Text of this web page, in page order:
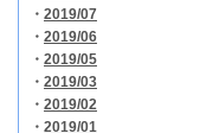
・ 2019/07
・ 2019/06
・ 2019/05
・ 2019/03
・ 2019/02
・ 2019/01